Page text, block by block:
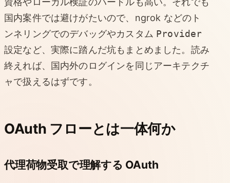
国内案件では避けがたいので、ngrok などのト
ンネリングでのデバッグやカスタム Provider
設定など、実際に踏んだ坑もまとめました。読み
終えれば、国内外のログインを同じアーキテクチ
ャで扱えるはずです。
OAuth フローとは一体何か
代理荷物受取で理解する OAuth